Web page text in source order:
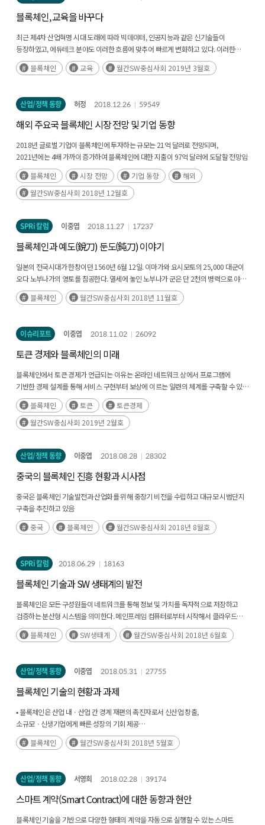
블록체인, 교육을 바꾸다
최근 제4차 산업혁명 시대 도래에 따라 빅데이터, 인공지능과 같은 신기술들이
등장하였고, 에듀테크 분야도 이러한 흐름에 맞추어 빠르게 변화하고 있다. 이러한
변화에는 교육 관련 데이터의 안정성, 투명성 등과 같은 해결해야 할 문제들이(후략)
블록체인 교육 월간SW중심사회 2019년 3월호
산업/정책 동향 허정 2018.12.26 59549
해외 주요국 블록체인 시장 전망 및 기업 동향
2018년 글로벌 기업이 블록체인에 투자하는 규모는 21억 달러로 전망되며,
2021년에는 4배 가까이 증가하여 블록체인에 대한 지출이 97억 달러에 도달할 전망임
해외에서는 금융 분야 상용화, 공공서비스 포함 他산업으로 기술적용이 확대되고
있으며(후략)
블록체인 시장 전망 기업 동향
해외
월간SW중심사회 2018년 12월호
SPRi 칼럼 이중엽 2018.11.27 17237
블록체인과 예도(銳刀) 둔도(鈍刀) 이야기
일본의 전국시대가 한창이던 1560년 6월 12일. 이마가와 요시모토의 25,000 대군이
오다 노부나가의 영토를 침공한다. 열세에 놓인 노부나가 군은 단 2천의 병력으로 야간
기습을 가해 적장을 베는 대역전을 보인다. 이것이 일본 3대 기습 중 하나로
불리는‘오케하자마 전투’이다. (후략)
블록체인 월간SW중심사회 2018년 11월호
이슈리포트 이중엽 2018.11.02 26092
토큰 경제와 블록체인의 미래
블록체인에서 토큰 경제가 언급되는 이유는 온라인 네트워크 상에서 프로그램에
기반한 경제 설계를 통해 서비스 구현부터 보상에 이르는 일련의 체계를 구축할 수 있기
때문이다. 적절히 구성된 토큰 경제는 발행량, 참여자에 대한 보상, 부의 재분배(토큰의
편중에 대한 방어) 및 지속적인 서비스 참여까지 고려해야 한다.
블록체인 토큰
토큰경제
월간SW중심사회 2019년 2월호
산업/정책 동향 이중엽 2018.08.28 28302
중국의 블록체인 진흥 현황과 시사점
중국은 블록체인 기술발전과 산업화를 위해 중장기 비전을 수립하고 대규모 시범단지
구축을 추진하고 있음
블록체인 상용화 기술개발과 지속 가능한 생태계 구축을 위해 대형 프로젝트를 지원할
필요가 있음
중국 블록체인 월간SW중심사회 2018년 8월호
SPRi 칼럼 2018.06.29 18163
블록체인 기술과 SW 생태계의 발전
블록체인은 모든 구성원들이 네트워크를 통해 정보 및 가치를 독자적으로 저장하고
검증하는 분산형 시스템을 의미한다. 메인프레임 컴퓨터로부터 시작해서 클라우드로
이어가는 효율성을 극대화하는 중앙화의 흐름과는 달리, 자율적인 노드들의(후략)
블록체인 SW생태계 월간SW중심사회 2018년 6월호
산업/정책 동향 이중엽 2018.05.31 27755
블록체인 기술의 현황과 과제
▪ 블록체인은 산업 내ㆍ산업 간 경계 재편의 촉진자로서 신산업 창출,
소규모ㆍ신생기업에게 빠른 성장의 기회 제공
▪ 기술발달 초기 단계인 블록체인 기술이 경제·사회의 기반으로 자리 잡을 수 있도록
기술 개발과 함께 제도적인 변화와 수용이 필요함
블록체인 월간SW중심사회 2018년 5월호
산업/정책 동향 서영희 2018.02.28 39174
스마트 계약(Smart Contract)에 대한 동향과 현안
블록체인 기술을 기반으로 다양한 형태의 계약을 자동으로 실행할 수 있는 스마트